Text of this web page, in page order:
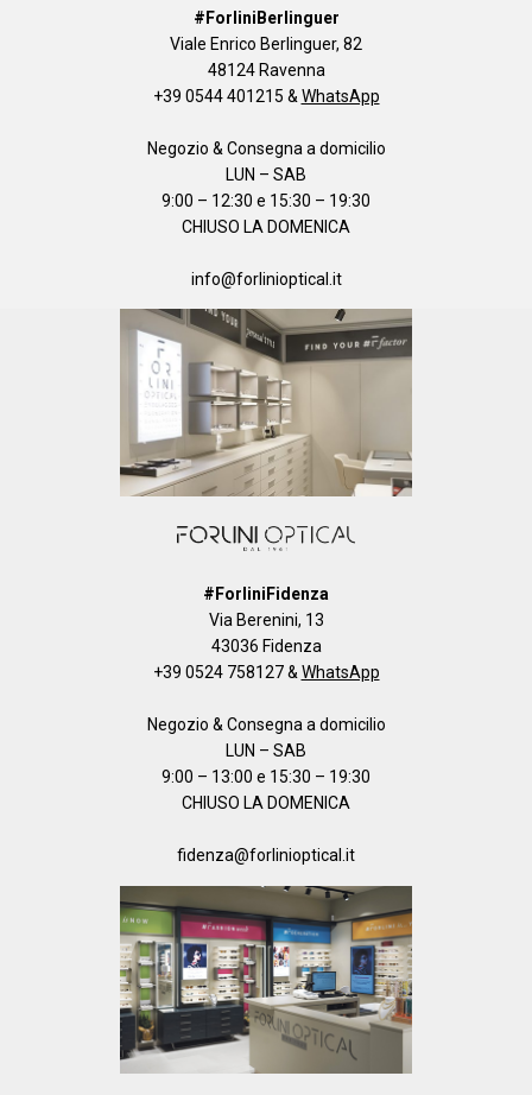
#ForliniBerlinguer
Viale Enrico Berlinguer, 82
48124 Ravenna
+39 0544 401215 & WhatsApp
Negozio & Consegna a domicilio
LUN – SAB
9:00 – 12:30 e 15:30 – 19:30
CHIUSO LA DOMENICA
info@forlinioptical.it
#ForliniFidenza
Via Berenini, 13
43036 Fidenza
+39 0524 758127&WhatsApp
Negozio & Consegna a domicilio
LUN – SAB
9:00 – 13:00 e 15:30 – 19:30
CHIUSO LA DOMENICA
fidenza@forlinioptical.it